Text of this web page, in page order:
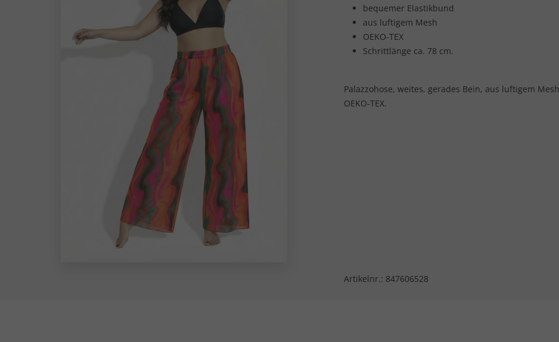
bequemer Elastikbund
aus luftigem Mesh
OEKO-TEX
Schrittlänge ca. 78 cm.
Palazzohose, weites, gerades Bein, aus luftigem
OEKO-TEX.
Artikelnr.: 847606528